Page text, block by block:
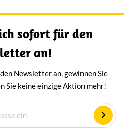
sofort für den
an!
Newsletter an, gewinnen Sie
Sie keine einzige Aktion mehr!